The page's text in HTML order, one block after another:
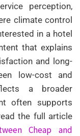
perception,
climate control
in a hotel
that explains
and long-
low-cost and
a broader
often supports
the full article
Cheap and